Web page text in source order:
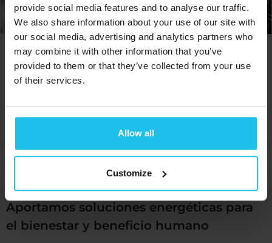
provide social media features and to analyse our traffic.
We also share information about your use of our site with
our social media, advertising and analytics partners who
may combine it with other information that you’ve
provided to them or that they’ve collected from your use
of their services.
Allow all
Customize
Conexiones dentales y
holísticas Parte 2
€60.00
Terapia holística de
diferentes enfermedades
Aportamos soluciones energéticas para
el bienestar y beneficio humano